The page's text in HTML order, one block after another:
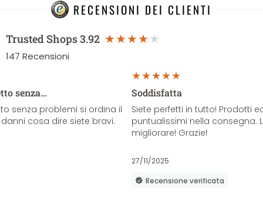
RECENSIONI DEI CLIENTI
Trusted Shops3.92
147 Recensioni
senza…
senza problemi si ordina il
cosa dire siete bravi.
Soddisfatta
Siete perfetti in tutto! Prodotti
puntualissimi nella consegna.
migliorare! Grazie!
27/11/2025
Recensione verificata